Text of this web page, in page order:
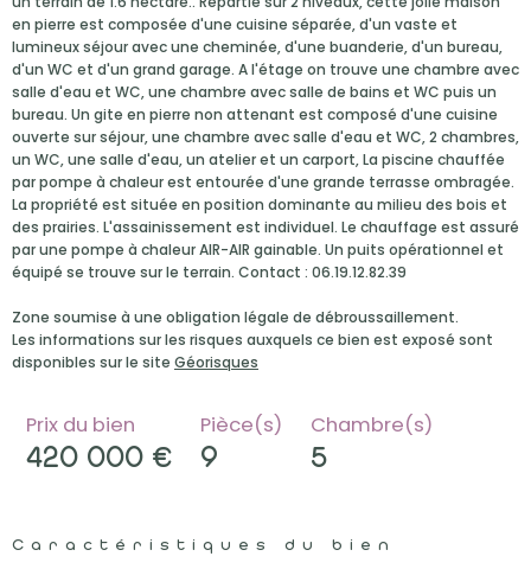
en pierre est composée d'une cuisine séparée, d'un vaste et
lumineux séjour avec une cheminée, d'une buanderie, d'un bureau,
d'un WC et d'un grand garage. A l'étage on trouve une chambre avec
salle d'eau et WC, une chambre avec salle de bains et WC puis un
bureau. Un gite en pierre non attenant est composé d'une cuisine
ouverte sur séjour, une chambre avec salle d'eau et WC, 2 chambres,
un WC, une salle d'eau, un atelier et un carport, La piscine chauffée
par pompe à chaleur est entourée d'une grande terrasse ombragée.
La propriété est située en position dominante au milieu des bois et
des prairies. L'assainissement est individuel. Le chauffage est assuré
par une pompe à chaleur AIR-AIR gainable. Un puits opérationnel et
équipé se trouve sur le terrain. Contact : 06.19.12.82.39
Zone soumise à une obligation légale de débroussaillement.
Les informations sur les risques auxquels ce bien est exposé sont
disponibles sur le site Géorisques
Prix du bien
420 000 €
Pièce(s)
9
Chambre(s)
5
Caractéristiques du bien